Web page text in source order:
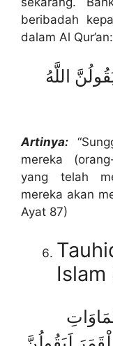
beribadah
dalam Al Qur’an:
اللَّهُ
Artinya:
mereka
yang telah
mereka akan
Ayat 87)
Islam